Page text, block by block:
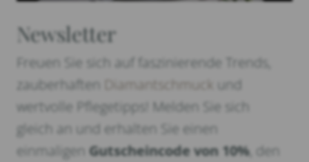
Newsletter
Freuen Sie sich auf faszinierende Trends,
zauberhaften
Diamantschmuck
und
wertvolle Pflegetipps! Melden Sie sich
gleich an und erhalten Sie einen
einmaligen Gutscheincode von 10%, den